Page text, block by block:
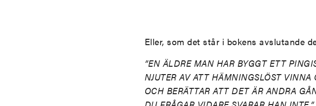
Eller, som det står i bokens avslutande
”EN ÄLDRE MAN HAR BYGGT ETT
NJUTER AV ATT HÄMNINGSLÖST
OCH BERÄTTAR ATT DET ÄR ANDRA